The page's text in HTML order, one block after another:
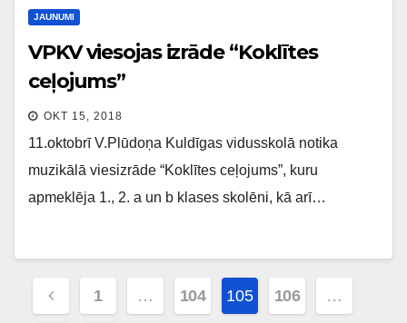
JAUNUMI
VPKV viesojas izrāde “Koklītes
ceļojums”
OKT 15, 2018
11.oktobrī V.Plūdoņa Kuldīgas vidusskolā notika
muzikālā viesizrāde “Koklītes ceļojums”, kuru
apmeklēja 1., 2. a un b klases skolēni, kā arī…
Ziņu
1 … 104 105 106 …